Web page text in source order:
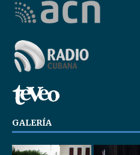
GALERÍA